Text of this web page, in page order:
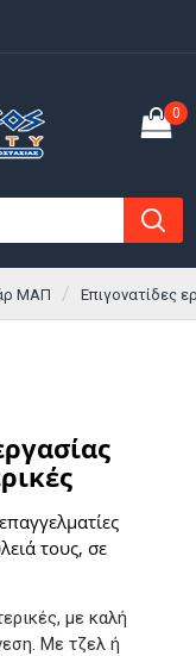
0
ΜΑΠ Επιγονατίδες
τους, σε
με καλή
Με τζελ ή